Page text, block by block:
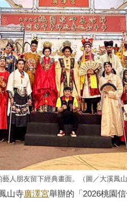
人朋友留下經典畫面。（圖／大溪鳳山
山寺廣澤宮舉辦的「2026桃園